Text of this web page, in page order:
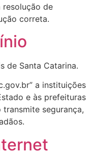
resolução de
correta.
de Santa Catarina.
a instituições
e às prefeituras
segurança,